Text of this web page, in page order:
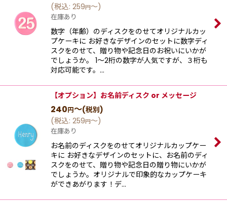
(税込: 259円～)
在庫あり
数字（年齢）のディスクをのせてオリジナルカッ
プケーキに お好きなデザインのセットに数字ディ
スクをのせて、贈り物や記念日のお祝いにいかが
でしょうか。 1〜2桁の数字が人気ですが、３桁も
対応可能です。…
【オプション】お名前ディスク or メッセージ
240円～(税別)
(税込: 259円～)
在庫あり
お名前のディスクをのせてオリジナルカップケー
キに お好きなデザインのセットに、お名前のディ
スクをのせて、贈り物や記念日の贈り物にいかが
でしょうか。オリジナルで印象的なカップケーキ
ができあがります！デ…